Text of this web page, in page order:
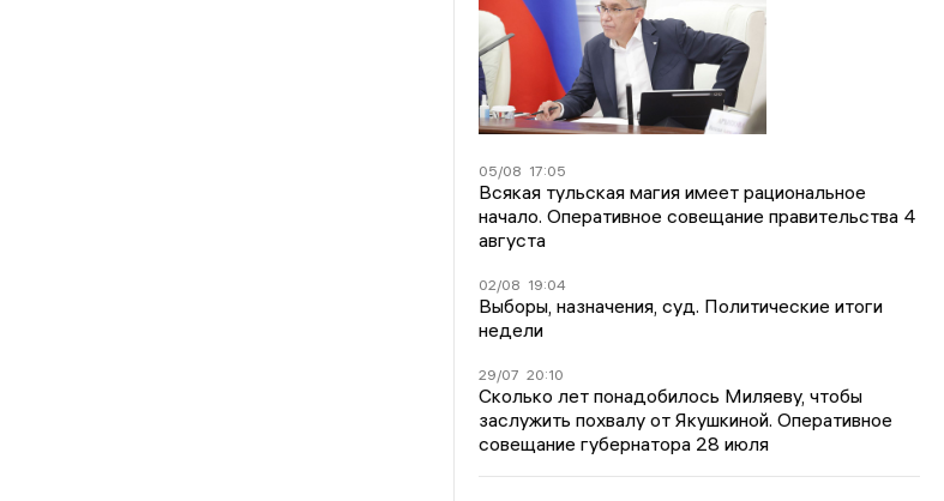
05/08 17:05
Всякая тульская магия имеет рациональное
начало. Оперативное совещание правительства 4
августа
02/08 19:04
Выборы, назначения, суд. Политические итоги
недели
29/07 20:10
Сколько лет понадобилось Миляеву, чтобы
заслужить похвалу от Якушкиной. Оперативное
совещание губернатора 28 июля